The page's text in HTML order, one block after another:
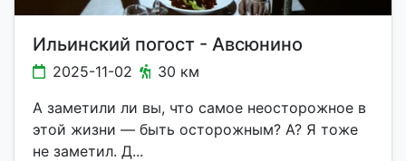
Ильинский погост - Авсюнино
2025-11-02
30 км
А заметили ли вы, что самое неосторожное в
этой жизни — быть осторожным? А? Я тоже
не заметил. Д...